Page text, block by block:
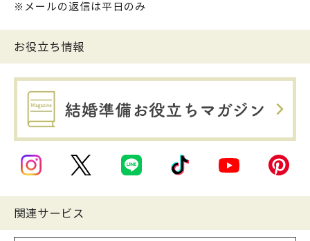
※メールの返信は平日のみ
お役立ち情報
関連サービス